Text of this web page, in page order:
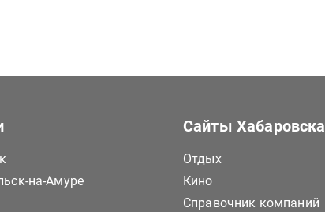
на-Амуре
Сайты Хабаровска
Отдых
Кино
Справочник компаний